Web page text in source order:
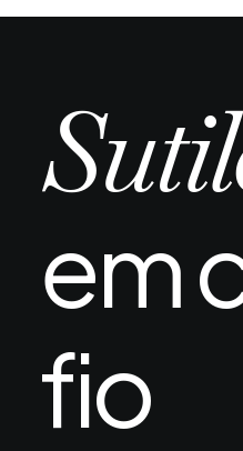
Piscina e mar
depois de um
em
fio